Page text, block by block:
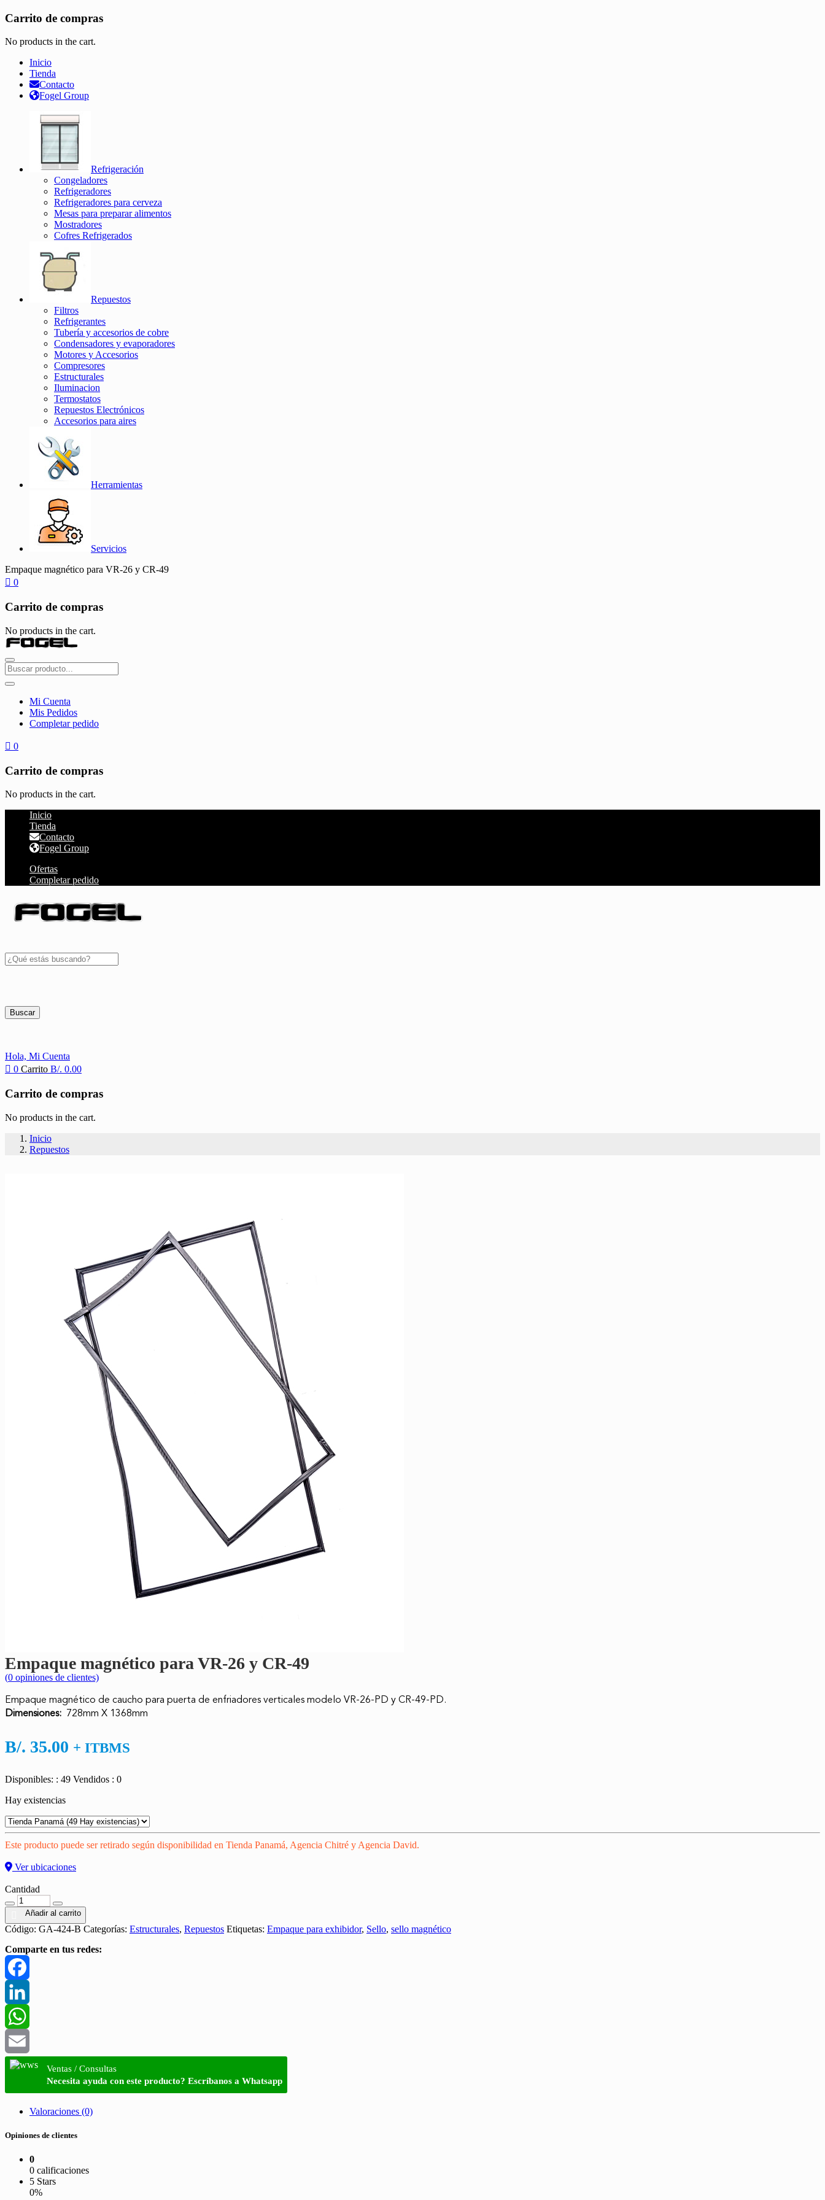
Carrito de compras
No products in the cart.
Inicio
Tienda
Contacto
Fogel Group
Refrigeración
Congeladores
Refrigeradores
Refrigeradores para cerveza
Mesas para preparar alimentos
Mostradores
Cofres Refrigerados
Repuestos
Filtros
Refrigerantes
Tubería y accesorios de cobre
Condensadores y evaporadores
Motores y Accesorios
Compresores
Estructurales
Iluminacion
Termostatos
Repuestos Electrónicos
Accesorios para aires
Herramientas
Servicios
Empaque magnético para VR-26 y CR-49
0
Carrito de compras
No products in the cart.
Mi Cuenta
Mis Pedidos
Completar pedido
0
Carrito de compras
No products in the cart.
Inicio
Tienda
Contacto
Fogel Group
Ofertas
Completar pedido
Buscar
Hola, Mi Cuenta
0 Carrito B/. 0.00
Carrito de compras
No products in the cart.
Inicio
Repuestos
Empaque magnético para VR-26 y CR-49
(0 opiniones de clientes)
Empaque magnético de caucho para puerta de enfriadores verticales modelo VR-26-PD y CR-49-PD.
Dimensiones: 728mm X 1368mm
B/. 35.00 + ITBMS
Disponibles: : 49 Vendidos : 0
Hay existencias
Este producto puede ser retirado según disponibilidad en Tienda Panamá, Agencia Chitré y Agencia David.
Ver ubicaciones
Cantidad
Añadir al carrito
Código: GA-424-B Categorías: Estructurales, Repuestos Etiquetas: Empaque para exhibidor, Sello, sello magnético
Comparte en tus redes:
Facebook
LinkedIn
WhatsApp
Email
Ventas / Consultas
Necesita ayuda con este producto? Escríbanos a Whatsapp
Valoraciones (0)
Opiniones de clientes
0
0 calificaciones
5 Stars
0%